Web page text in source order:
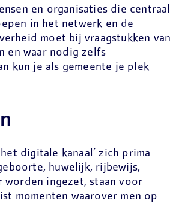
en organisaties die centraal
in het netwerk en de
moet bij vraagstukken van
en waar nodig zelfs
kun je als gemeente je plek
digitale kanaal’ zich prima
huwelijk, rijbewijs,
worden ingezet, staan voor
momenten waarover men op